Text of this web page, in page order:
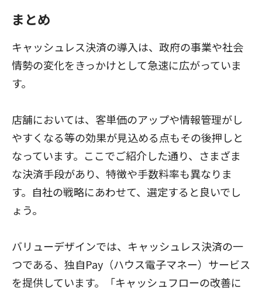
まとめ
キャッシュレス決済の導入は、政府の事業や社会
情勢の変化をきっかけとして急速に広がっていま
す。
店舗においては、客単価のアップや情報管理がし
やすくなる等の効果が見込める点もその後押しと
なっています。ここでご紹介した通り、さまざま
な決済手段があり、特徴や手数料率も異なりま
す。自社の戦略にあわせて、選定すると良いでし
ょう。
バリューデザインでは、キャッシュレス決済の一
つである、独自Pay（ハウス電子マネー）サービス
を提供しています。「キャッシュフローの改善に